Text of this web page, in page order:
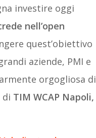
investire oggi
nell’open
quest’obiettivo
aziende, PMI e
orgogliosa di
di TIM WCAP Napoli,